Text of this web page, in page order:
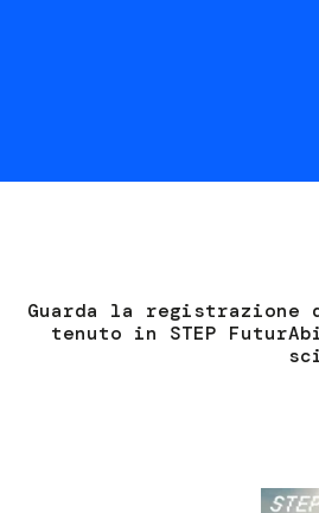
Guarda la registrazione
tenuto in STEP